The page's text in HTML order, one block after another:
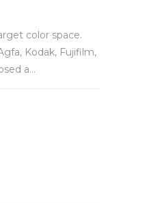
color space.
Kodak, Fujifilm,
a…